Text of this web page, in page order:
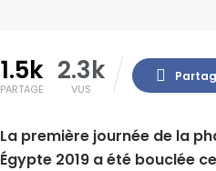
1.5k
PARTAGE
2.3k
VUS
La première journée de la
Égypte 2019 a été bouclée